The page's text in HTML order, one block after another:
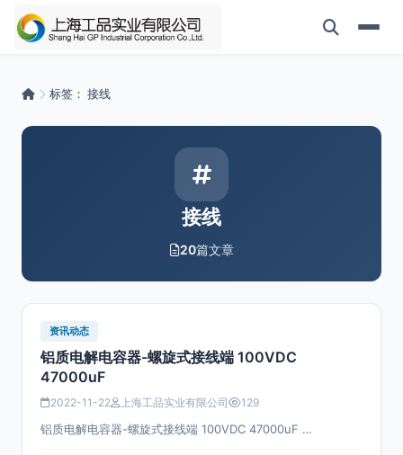
标签： 接线
接线
20篇文章
资讯动态
铝质电解电容器-螺旋式接线端 100VDC
47000uF
2022-11-22 上海工品实业有限公司 129
铝质电解电容器-螺旋式接线端 100VDC 47000uF …